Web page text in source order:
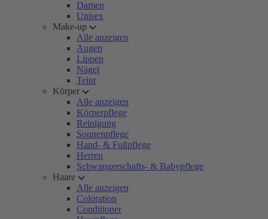
Damen
Unisex
Make-up
Alle anzeigen
Augen
Lippen
Nägel
Teint
Körper
Alle anzeigen
Körperpflege
Reinigung
Sonnenpflege
Hand- & Fußpflege
Herren
Schwangerschafts- & Babypflege
Haare
Alle anzeigen
Coloration
Conditioner